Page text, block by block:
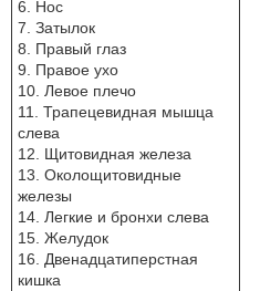
6. Нос
7. Затылок
8. Правый глаз
9. Правое ухо
10. Левое плечо
11. Трапецевидная мышца
слева
12. Щитовидная железа
13. Околощитовидные
железы
14. Легкие и бронхи слева
15. Желудок
16. Двенадцатиперстная
кишка